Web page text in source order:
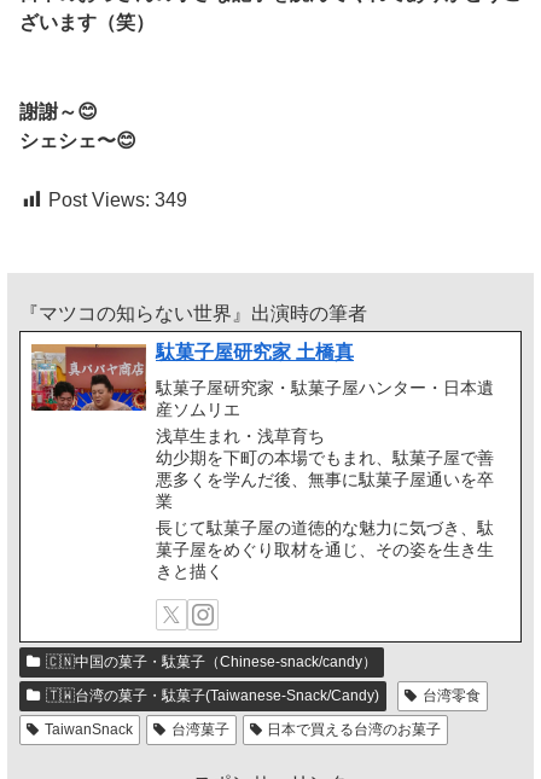
ざいます（笑）
謝謝～😊
シェシェ〜😊
Post Views: 349
『マツコの知らない世界』出演時の筆者
駄菓子屋研究家 土橋真
駄菓子屋研究家・駄菓子屋ハンター・日本遺
産ソムリエ
浅草生まれ・浅草育ち
幼少期を下町の本場でもまれ、駄菓子屋で善
悪多くを学んだ後、無事に駄菓子屋通いを卒
業
長じて駄菓子屋の道徳的な魅力に気づき、駄
菓子屋をめぐり取材を通じ、その姿を生き生
きと描く
🇨🇳中国の菓子・駄菓子（Chinese-snack/candy）
🇹🇼台湾の菓子・駄菓子(Taiwanese-Snack/Candy)
台湾零食
TaiwanSnack
台湾菓子 日本で買える台湾のお菓子